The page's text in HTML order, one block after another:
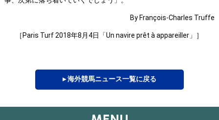
By François-Charles Truffe
［Paris Turf 2018年8月4日「Un navire prêt à appareiller」］
▸ 海外競馬ニュース一覧に戻る